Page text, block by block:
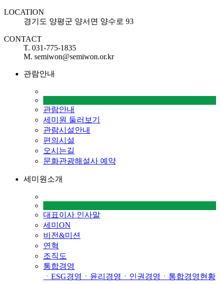
LOCATION
경기도 양평군 양서면 양수로 93
CONTACT
T. 031-775-1835
M. semiwon@semiwon.or.kr
관람안내
관람안내
세미원 둘러보기
관람시설안내
편의시설
오시는길
문화관광해설사 예약
세미원소개
대표이사 인사말
세미ON
비전&미션
연혁
조직도
통합경영
ㆍESG경영 ㆍ윤리경영 ㆍ인권경영 ㆍ통합경영현황